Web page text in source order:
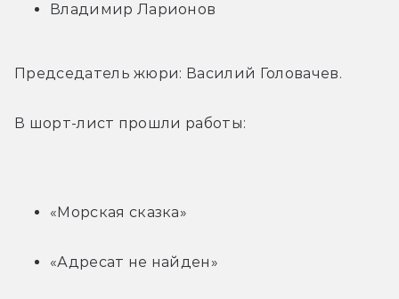
Владимир Ларионов
Председатель жюри: Василий Головачев.
В шорт-лист прошли работы:
«Морская сказка»
«Адресат не найден»